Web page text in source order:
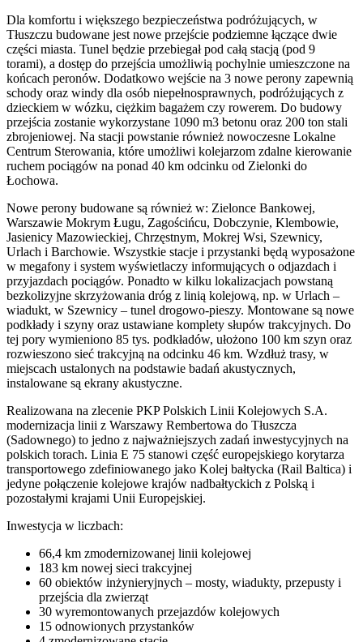
Dla komfortu i większego bezpieczeństwa podróżujących, w
Tłuszczu budowane jest nowe przejście podziemne łączące dwie
części miasta. Tunel będzie przebiegał pod całą stacją (pod 9
torami), a dostęp do przejścia umożliwią pochylnie umieszczone na
końcach peronów. Dodatkowo wejście na 3 nowe perony zapewnią
schody oraz windy dla osób niepełnosprawnych, podróżujących z
dzieckiem w wózku, ciężkim bagażem czy rowerem. Do budowy
przejścia zostanie wykorzystane 1090 m3 betonu oraz 200 ton stali
zbrojeniowej. Na stacji powstanie również nowoczesne Lokalne
Centrum Sterowania, które umożliwi kolejarzom zdalne kierowanie
ruchem pociągów na ponad 40 km odcinku od Zielonki do
Łochowa.
Nowe perony budowane są również w: Zielonce Bankowej,
Warszawie Mokrym Ługu, Zagościńcu, Dobczynie, Klembowie,
Jasienicy Mazowieckiej, Chrzęstnym, Mokrej Wsi, Szewnicy,
Urlach i Barchowie. Wszystkie stacje i przystanki będą wyposażone
w megafony i system wyświetlaczy informujących o odjazdach i
przyjazdach pociągów. Ponadto w kilku lokalizacjach powstaną
bezkolizyjne skrzyżowania dróg z linią kolejową, np. w Urlach –
wiadukt, w Szewnicy – tunel drogowo-pieszy. Montowane są nowe
podkłady i szyny oraz ustawiane komplety słupów trakcyjnych. Do
tej pory wymieniono 85 tys. podkładów, ułożono 100 km szyn oraz
rozwieszono sieć trakcyjną na odcinku 46 km. Wzdłuż trasy, w
miejscach ustalonych na podstawie badań akustycznych,
instalowane są ekrany akustyczne.
Realizowana na zlecenie PKP Polskich Linii Kolejowych S.A.
modernizacja linii z Warszawy Rembertowa do Tłuszcza
(Sadownego) to jedno z najważniejszych zadań inwestycyjnych na
polskich torach. Linia E 75 stanowi część europejskiego korytarza
transportowego zdefiniowanego jako Kolej bałtycka (Rail Baltica) i
jedyne połączenie kolejowe krajów nadbałtyckich z Polską i
pozostałymi krajami Unii Europejskiej.
Inwestycja w liczbach:
66,4 km zmodernizowanej linii kolejowej
183 km nowej sieci trakcyjnej
60 obiektów inżynieryjnych – mosty, wiadukty, przepusty i
przejścia dla zwierząt
30 wyremontowanych przejazdów kolejowych
15 odnowionych przystanków